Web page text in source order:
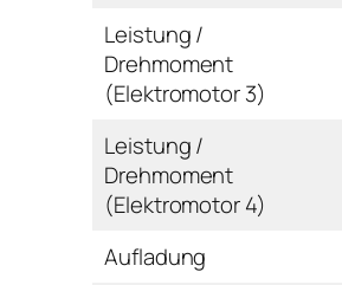
Leistung /
Drehmoment
(Elektromotor 3)
Leistung /
Drehmoment
(Elektromotor 4)
Aufladung